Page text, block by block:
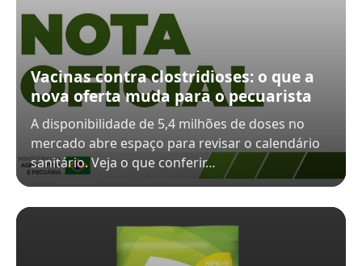
Vacinas contra clostridioses: o que a
nova oferta muda para o pecuarista
A disponibilidade de 5,4 milhões de doses no
mercado abre espaço para revisar o calendário
sanitário. Veja o que conferir…